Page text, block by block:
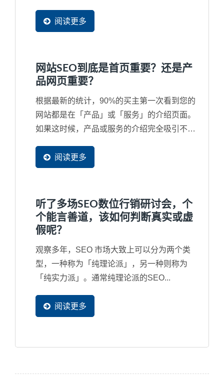
是抄袭来源，再再干扰了搜寻结果，因此
Google...
阅读更多
网站SEO到底是首页重要？还是产
品网页重要？
根据最新的统计，90%的买主第一次看到您的
网站都是在「产品」或「服务」的介绍页面。
如果这时候，产品或服务的介绍完全吸引不了
会看。所以，当然是产品网页是最重要，但经
过观察，台湾许多中小企业习惯在制作网站时
定了网站行销将不会有结果。
阅读更多
听了多场SEO数位行销研讨会，个
个能言善道，该如何判断真实或虚
假呢？
观察多年，SEO 市场大致上可以分为两个类
型，一种称为「纯理论派」，另一种则称为
「纯实力派」。通常纯理论派的SEO...
阅读更多